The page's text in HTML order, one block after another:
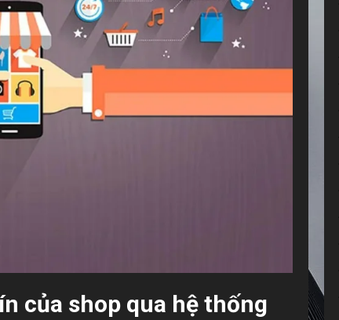
của shop qua hệ thống